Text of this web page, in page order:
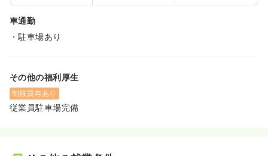
車通勤
・駐車場あり
その他の福利厚生
制服貸与あり
従業員駐車場完備